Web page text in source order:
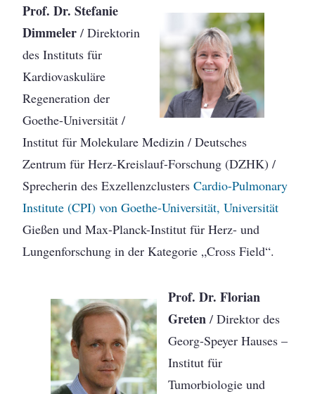
Prof. Dr. Stefanie
Dimmeler / Direktorin
des Instituts für
Kardiovaskuläre
Regeneration der
Goethe-Universität /
Institut für Molekulare Medizin / Deutsches
Zentrum für Herz-Kreislauf-Forschung (DZHK) /
Sprecherin des ExzellenzclustersCardio-Pulmonary
Institute (CPI) von Goethe-Universität, Universität
Gießen und Max-Planck-Institut für Herz- und
Lungenforschung in der Kategorie „Cross Field“.
Prof. Dr. Florian
Greten / Direktor des
Georg-Speyer Hauses –
Institut für
Tumorbiologie und